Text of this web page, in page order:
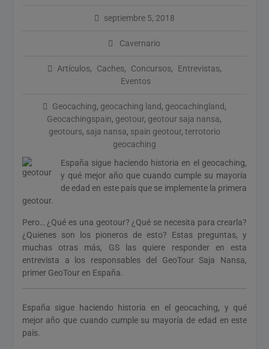
¡Ya está aquí la nueva
Bingo 2026!
septiembre 5, 2018
Cavernario
Artículos, Caches, Concursos, Entrevistas,
Eventos
Geocaching, geocaching land, geocachingland,
Geocachingspain, geotour, geotour saja nansa,
geotours, saja nansa, spain geotour, terrotorio
geocaching
España sigue haciendo historia en el geocaching,
y qué mejor año que cuando cumple su mayoría
de edad en este país que se implemente la primera
geotour.
Pero… ¿Qué es una geotour? ¿Qué se necesita para crearla?
¿Quienes son los pioneros de esto? Estas preguntas, y
muchas otras más, GS las quiere responder en esta
entrevista a los responsables del GeoTour Saja Nansa,
primer GeoTour en España.
España sigue haciendo historia en el geocaching, y qué
mejor año que cuando cumple su mayoría de edad en este
país.